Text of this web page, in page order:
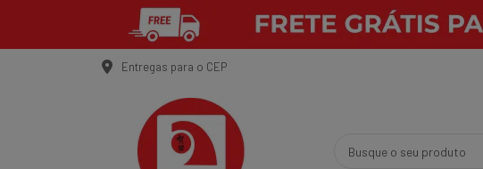
Entregas para o CEP